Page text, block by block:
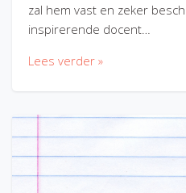
zal hem vast en zeker
inspirerende docent…
Lees verder »